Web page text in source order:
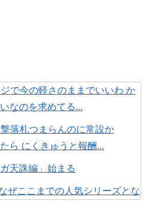
ジで今の軽さのままでいいわ か
なのを求めてる...
落札つまらんのに常設か
にくきゅうと報酬...
天誅編」始まる
ぜここまでの人気シリーズとな